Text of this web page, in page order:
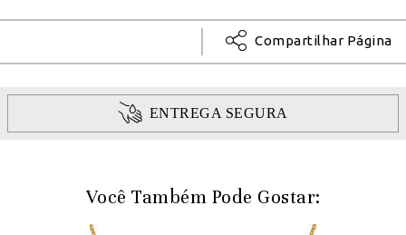
Compartilhar Página
ENTREGA SEGURA
Você Também Pode Gostar: